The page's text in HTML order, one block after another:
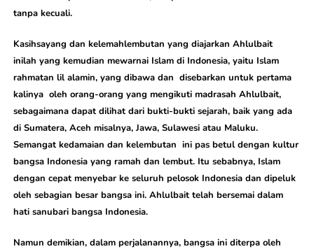
tanpa kecuali.
Kasihsayang dan kelemahlembutan yang diajarkan Ahlulbait
inilah yang kemudian mewarnai Islam di Indonesia, yaitu Islam
rahmatan lil alamin, yang dibawa dan disebarkan untuk pertama
kalinya oleh orang-orang yang mengikuti madrasah Ahlulbait,
sebagaimana dapat dilihat dari bukti-bukti sejarah, baik yang ada
di Sumatera, Aceh misalnya, Jawa, Sulawesi atau Maluku.
Semangat kedamaian dan kelembutan ini pas betul dengan kultur
bangsa Indonesia yang ramah dan lembut. Itu sebabnya, Islam
dengan cepat menyebar ke seluruh pelosok Indonesia dan dipeluk
oleh sebagian besar bangsa ini. Ahlulbait telah bersemai dalam
hati sanubari bangsa Indonesia.
Namun demikian, dalam perjalanannya, bangsa ini diterpa oleh